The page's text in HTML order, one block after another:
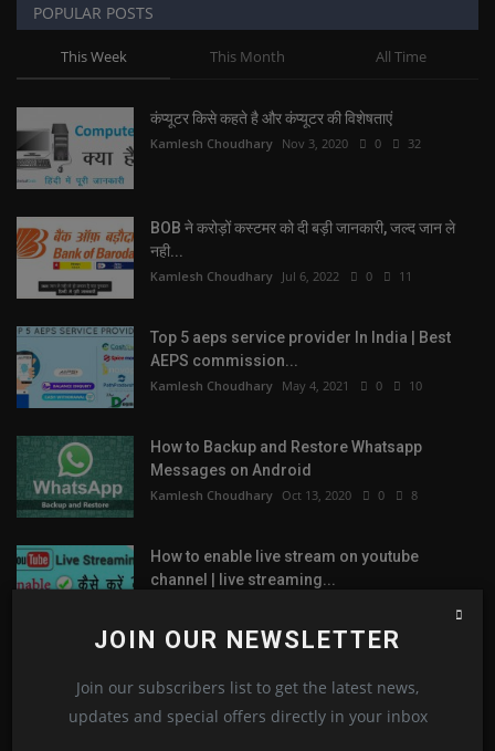
JOIN OUR NEWSLETTER
Join our subscribers list to get the latest news,
updates and special offers directly in your inbox
POPULAR POSTS
This Week This Month All Time
कंप्यूटर किसे कहते है और कंप्यूटर की विशेषताएं
Kamlesh Choudhary Nov 3, 2020 0 32
BOB ने करोड़ों कस्टमर को दी बड़ी जानकारी, जल्द जान ले
नही...
Kamlesh Choudhary Jul 6, 2022 0 11
Top 5 aeps service provider In India | Best
AEPS commission...
Kamlesh Choudhary May 4, 2021 0 10
How to Backup and Restore Whatsapp
Messages on Android
Kamlesh Choudhary Oct 13, 2020 0 8
How to enable live stream on youtube
channel | live streaming...
RANDOM POSTS